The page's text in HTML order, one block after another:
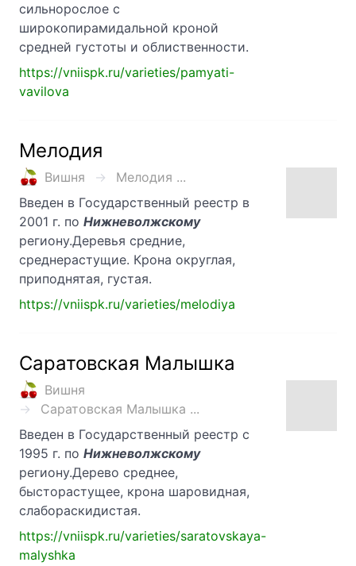
сильнорослое с
широкопирамидальной кроной
средней густоты и облиственности.
https://vniispk.ru/varieties/pamyati-
vavilova
Мелодия
Вишня
Мелодия ...
Введен в Государственный реестр в
2001 г. по Нижневолжскому
региону.Деревья средние,
среднерастущие. Крона округлая,
приподнятая, густая.
https://vniispk.ru/varieties/melodiya
Саратовская Малышка
Вишня
Саратовская Малышка ...
Введен в Государственный реестр с
1995 г. по Нижневолжскому
региону.Дерево среднее,
бысторастущее, крона шаровидная,
слабораскидистая.
https://vniispk.ru/varieties/saratovskaya-
malyshka